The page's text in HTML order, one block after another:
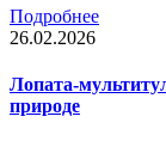
Подробнее
26.02.2026
Лопата-
природе